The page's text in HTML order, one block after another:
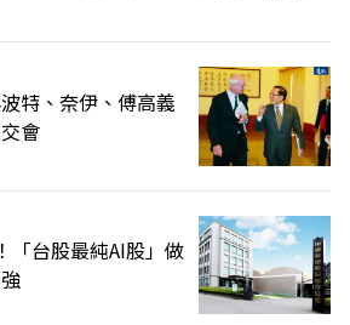
特、奈伊、傅高義
會
「台股最純AI股」做